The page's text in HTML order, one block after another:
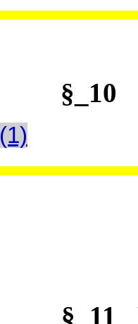
§_10
(1)
§_11